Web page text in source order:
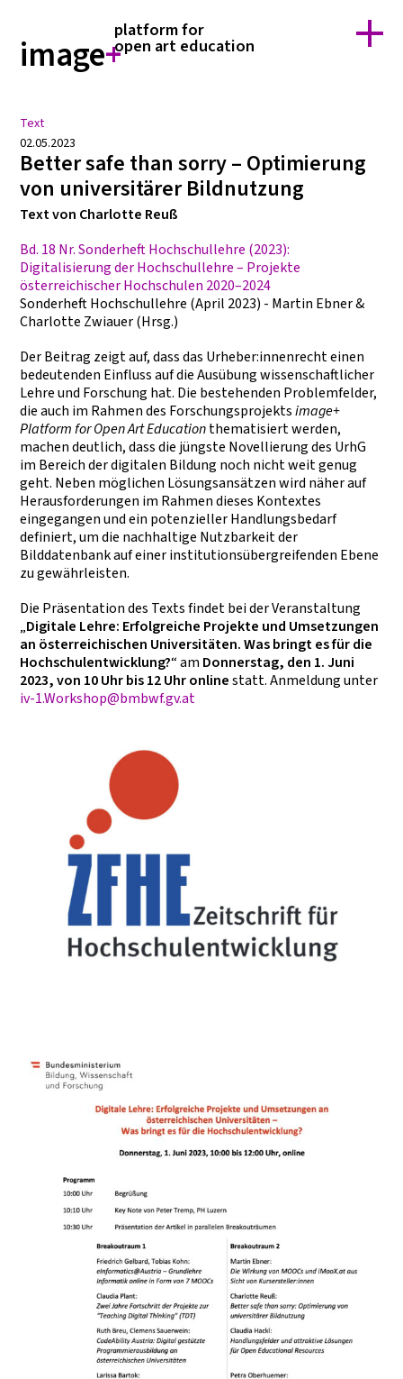
image+
platform for
open art education
forschungüber image+
kontaktsuche
Text
02.05.2023
Better safe than sorry – Optimierung
von universitärer Bildnutzung
Text von Charlotte Reuß
Bd. 18 Nr. Sonderheft Hochschullehre (2023):
Digitalisierung der Hochschullehre – Projekte
österreichischer Hochschulen 2020–2024
Sonderheft Hochschullehre (April 2023) - Martin Ebner &
Charlotte Zwiauer (Hrsg.)
Der Beitrag zeigt auf, dass das Urheber:innenrecht einen
bedeutenden Einfluss auf die Ausübung wissenschaftlicher
Lehre und Forschung hat. Die bestehenden Problemfelder,
die auch im Rahmen des Forschungsprojektsimage+
Platform for Open Art Educationthematisiert werden,
machen deutlich, dass die jüngste Novellierung des UrhG
im Bereich der digitalen Bildung noch nicht weit genug
geht. Neben möglichen Lösungsansätzen wird näher auf
Herausforderungen im Rahmen dieses Kontextes
eingegangen und ein potenzieller Handlungsbedarf
definiert, um die nachhaltige Nutzbarkeit der
Bilddatenbank auf einer institutionsübergreifenden Ebene
zu gewährleisten.
Die Präsentation des Texts findet bei der Veranstaltung
„Digitale Lehre: Erfolgreiche Projekte und Umsetzungen
an österreichischen Universitäten. Was bringt es für die
Hochschulentwicklung?“ am Donnerstag, den 1. Juni
2023, von 10 Uhr bis 12 Uhr onlinestatt. Anmeldung unter
iv-1.Workshop@bmbwf.gv.at